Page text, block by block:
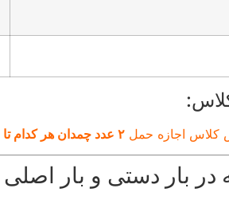
کلاس اجازه حمل ۲ عدد چمدان هر کدام تا ۳۲ کیلوگرم
بار دستی و بار اصلی